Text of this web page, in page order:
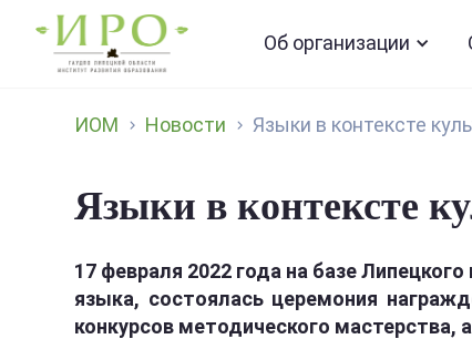
Об организации
ИОМ Новости Языки в контексте
Языки в контексте
17 февраля 2022 года на базе
языка, состоялась церемония
конкурсов методического